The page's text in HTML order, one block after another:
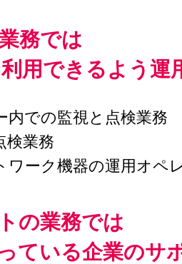
務では
利用できるよう運
内での監視と点検業務
検業務
ワーク機器の運用オペ
の業務では
ている企業のサ